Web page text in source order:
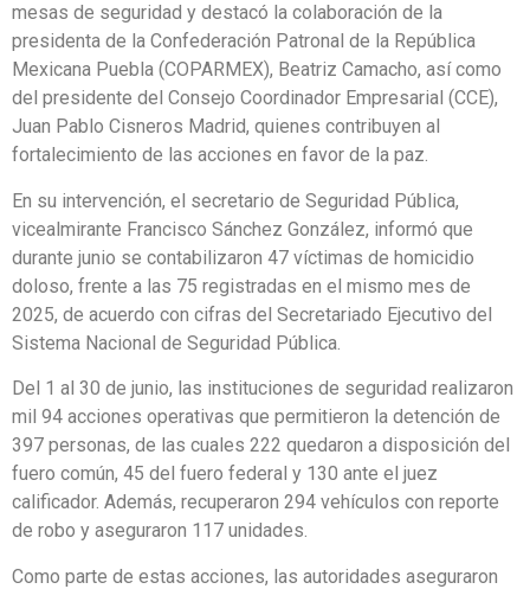
mesas de seguridad y destacó la colaboración de la
presidenta de la Confederación Patronal de la República
Mexicana Puebla (COPARMEX), Beatriz Camacho, así como
del presidente del Consejo Coordinador Empresarial (CCE),
Juan Pablo Cisneros Madrid, quienes contribuyen al
fortalecimiento de las acciones en favor de la paz.
En su intervención, el secretario de Seguridad Pública,
vicealmirante Francisco Sánchez González, informó que
durante junio se contabilizaron 47 víctimas de homicidio
doloso, frente a las 75 registradas en el mismo mes de
2025, de acuerdo con cifras del Secretariado Ejecutivo del
Sistema Nacional de Seguridad Pública.
Del 1 al 30 de junio, las instituciones de seguridad realizaron
mil 94 acciones operativas que permitieron la detención de
397 personas, de las cuales 222 quedaron a disposición del
fuero común, 45 del fuero federal y 130 ante el juez
calificador. Además, recuperaron 294 vehículos con reporte
de robo y aseguraron 117 unidades.
Como parte de estas acciones, las autoridades aseguraron